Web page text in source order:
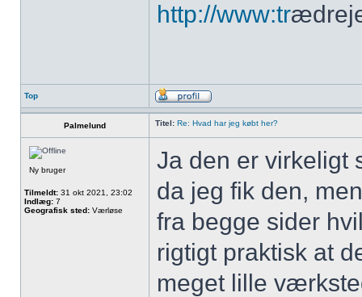
http://www:tr
Top
Palmelund Titel: Re: Hvad har jeg købt her?
Ny bruger
Tilmeldt: 31 okt 2021, 23:02
Indlæg: 7
Geografisk sted: Værløse
Ja den er virkeligt
da jeg fik den,
fra begge sider
rigtigt praktisk at
meget lille